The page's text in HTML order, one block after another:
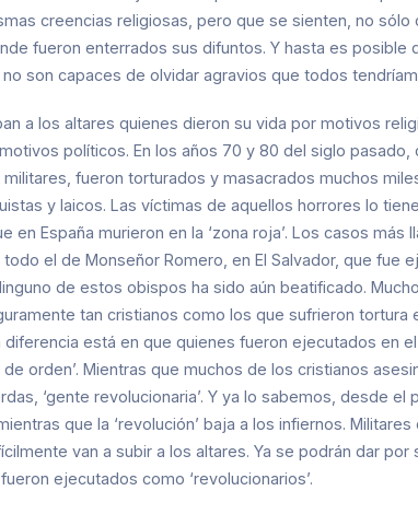
creencias religiosas, pero que se sienten, no sólo
fueron enterrados sus difuntos. Y hasta es posible
son capaces de olvidar agravios que todos
a los altares quienes dieron su vida por motivos
políticos. En los años 70 y 80 del siglo pasado,
fueron torturados y masacrados muchos
y laicos. Las víctimas de aquellos horrores lo
en España murieron en la ‘zona roja’. Los casos más
el de Monseñor Romero, en El Salvador, que fue
de estos obispos ha sido aún beatificado.
tan cristianos como los que sufrieron tortura
está en que quienes fueron ejecutados en
orden’. Mientras que muchos de los cristianos
‘gente revolucionaria’. Y ya lo sabemos, desde el
que la ‘revolución’ baja a los infiernos. Militares
van a subir a los altares. Ya se podrán dar
ejecutados como ‘revolucionarios’.